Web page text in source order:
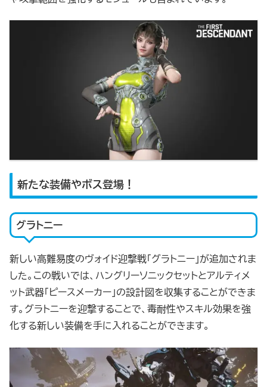
新たな装備やボス登場！
グラトニー
新しい高難易度のヴォイド迎撃戦「グラトニー」が追加されま
した。この戦いでは、ハングリーソニックセットとアルティメ
ット武器「ピースメーカー」の設計図を収集することができま
す。グラトニーを迎撃することで、毒耐性やスキル効果を強
化する新しい装備を手に入れることができます。